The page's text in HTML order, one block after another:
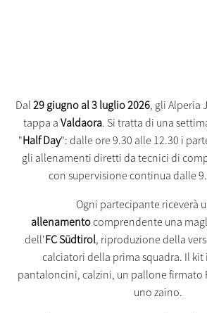
Dal 29 giugno al 3 luglio 2026, gli Alperia
tappa a Valdaora. Si tratta di una
"Half Day": dalle ore 9.30 alle 12.30 i
gli allenamenti diretti da tecnici di
con supervisione continua dalle
Ogni partecipante riceverà
allenamentocomprendente una
dell'FC Südtirol, riproduzione della
calciatori della prima squadra. Il
pantaloncini, calzini, un pallone firmato
uno zaino.